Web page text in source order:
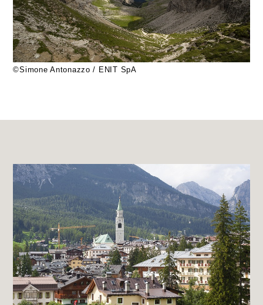
©Simone Antonazzo / ENIT SpA